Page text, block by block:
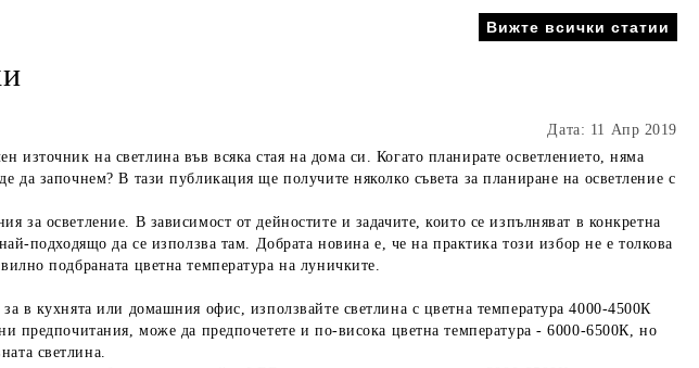
Вижте всички статии
Дата: 11 Апр 2019
източник на светлина във всяка стая на дома си. Когато планирате осветлението, няма
започнем? В тази публикация ще получите няколко съвета за планиране на осветление с
за осветление. В зависимост от дейностите и задачите, които се изпълняват в конкретна
подходящо да се използва там. Добрата новина е, че на практика този избор не е толкова
подбраната цветна температура на луничките.
в кухнята или домашния офис, използвайте светлина с цветна температура 4000-4500К
предпочитания, може да предпочетете и по-висока цветна температура - 6000-6500К, но
светлина.